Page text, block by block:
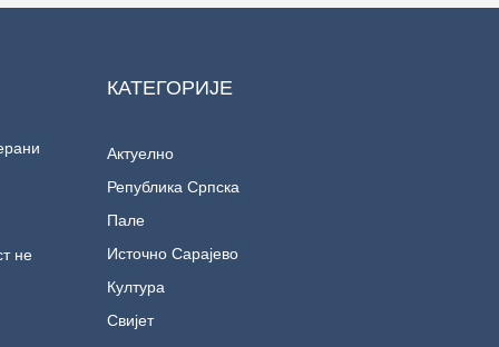
не
КАТЕГОРИЈЕ
Актуелно
Република Српска
Пале
Источно Сарајево
Култура
Свијет